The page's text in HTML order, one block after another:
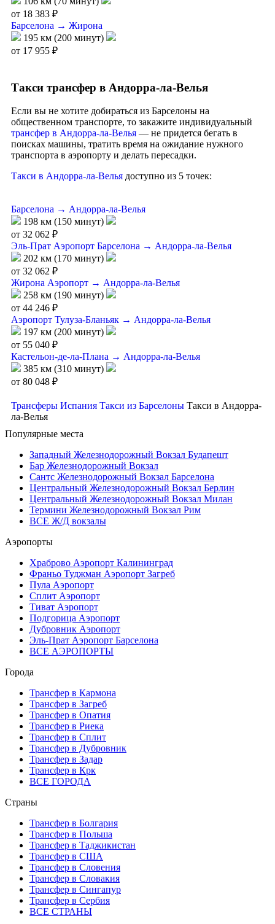
от 18 383 ₽
Барселона → Жирона
195 км (200 минут)
от 17 955 ₽
Такси трансфер в Андорра-ла-Велья
Если вы не хотите добираться из Барселоны на
общественном транспорте, то закажите индивидуальный
трансфер в Андорра-ла-Велья — не придется бегать в
поисках машины, тратить время на ожидание нужного
транспорта в аэропорту и делать пересадки.
Такси в Андорра-ла-Велья доступно из 5 точек:
Барселона → Андорра-ла-Велья
198 км (150 минут)
от 32 062 ₽
Эль-Прат Аэропорт Барселона → Андорра-ла-Велья
202 км (170 минут)
от 32 062 ₽
Жирона Аэропорт → Андорра-ла-Велья
258 км (190 минут)
от 44 246 ₽
Аэропорт Тулуза-Бланьяк → Андорра-ла-Велья
197 км (200 минут)
от 55 040 ₽
Кастельон-де-ла-Плана → Андорра-ла-Велья
385 км (310 минут)
от 80 048 ₽
Трансферы Испания Такси из Барселоны Такси в Андорра-
ла-Велья
Популярные места
Западный Железнодорожный Вокзал Будапешт
Бар Железнодорожный Вокзал
Сантс Железнодорожный Вокзал Барселона
Центральный Железнодорожный Вокзал Берлин
Центральный Железнодорожный Вокзал Милан
Термини Железнодорожный Вокзал Рим
ВСЕ Ж/Д вокзалы
Аэропорты
Храброво Аэропорт Калининград
Франьо Туджман Аэропорт Загреб
Пула Аэропорт
Сплит Аэропорт
Тиват Аэропорт
Подгорица Аэропорт
Дубровник Аэропорт
Эль-Прат Аэропорт Барселона
ВСЕ АЭРОПОРТЫ
Города
Трансфер в Кармона
Трансфер в Загреб
Трансфер в Опатия
Трансфер в Риека
Трансфер в Сплит
Трансфер в Дубровник
Трансфер в Задар
Трансфер в Крк
ВСЕ ГОРОДА
Страны
Трансфер в Болгария
Трансфер в Польша
Трансфер в Таджикистан
Трансфер в США
Трансфер в Словения
Трансфер в Словакия
Трансфер в Сингапур
Трансфер в Сербия
ВСЕ СТРАНЫ